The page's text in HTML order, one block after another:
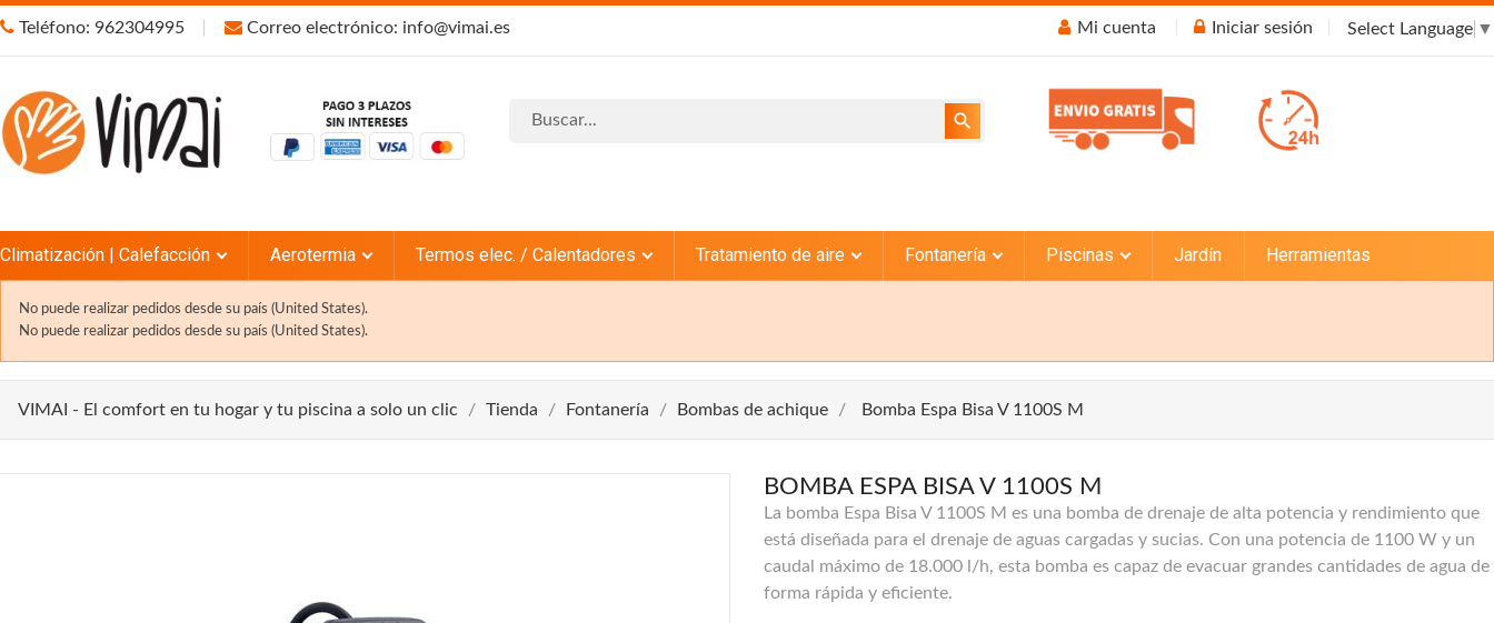
Teléfono: 962304995 Correo electrónico: info@vimai.es Mi cuenta Iniciar sesión Select Language ▼
search
Climatización | Calefacción Aerotermia Termos elec. / Calentadores Tratamiento de aire Fontanería Piscinas Jardín Herramientas
No puede realizar pedidos desde su país (United States).
No puede realizar pedidos desde su país (United States).
VIMAI - El comfort en tu hogar y tu piscina a solo un clic Tienda Fontanería Bombas de achique Bomba Espa Bisa V 1100S M
BOMBA ESPA BISA V 1100S M
La bomba Espa Bisa V 1100S M es una bomba de drenaje de alta potencia y rendimiento que
está diseñada para el drenaje de aguas cargadas y sucias. Con una potencia de 1100 W y un
caudal máximo de 18.000 l/h, esta bomba es capaz de evacuar grandes cantidades de agua de
forma rápida y eficiente.